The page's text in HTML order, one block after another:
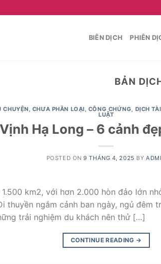
BIÊN DỊCH PHIÊN
BẢN
CHUYỆN, CHƯA PHÂN LOẠI, CÔNG CHỨNG, DỊCH
LUẬT
Vịnh Hạ Long – 6 cảnh
POSTED ON9 THÁNG 4, 2025 BY
km2, với hơn 2.000 hòn đảo lớn
thuyền ngắm cảnh ban ngày, ngủ đêm
trải nghiệm du khách nên thử […]
CONTINUE READING →